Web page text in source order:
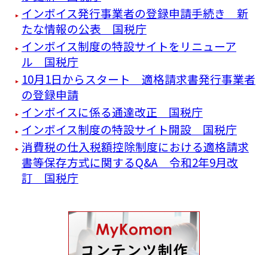
インボイス発行事業者の登録申請手続き 新
たな情報の公表 国税庁
インボイス制度の特設サイトをリニューア
ル 国税庁
10月1日からスタート 適格請求書発行事業者
の登録申請
インボイスに係る通達改正 国税庁
インボイス制度の特設サイト開設 国税庁
消費税の仕入税額控除制度における適格請求
書等保存方式に関するQ&A 令和2年9月改
訂 国税庁